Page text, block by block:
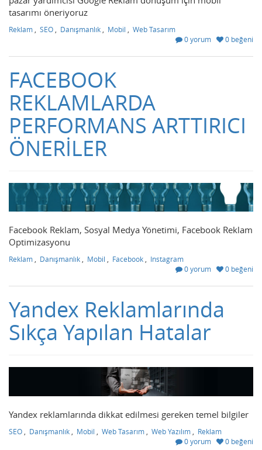
tasarımı öneriyoruz
Reklam , SEO , Danışmanlık , Mobil , Web Tasarım
0 yorum
0 beğeni
FACEBOOK
REKLAMLARDA
PERFORMANS ARTTIRICI
ÖNERİLER
Facebook Reklam, Sosyal Medya Yönetimi, Facebook Reklam
Optimizasyonu
Reklam , Danışmanlık , Mobil , Facebook , Instagram
0 yorum
0 beğeni
Yandex Reklamlarında
Sıkça Yapılan Hatalar
Yandex reklamlarında dikkat edilmesi gereken temel bilgiler
SEO Danışmanlık Mobil Web Tasarım Web Yazılım
Reklam
0 yorum
0 beğeni